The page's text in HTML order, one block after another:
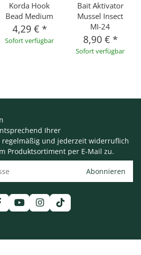
Korda Hook
Bead Medium
4,29 € *
Sofort verfügbar
Bait Aktivator
Mussel Insect
MI-24
8,90 € *
Sofort verfügbar
Ihrer
regelmäßig und jederzeit widerruflich
Produktsortiment per E-Mail zu.
Abonnieren